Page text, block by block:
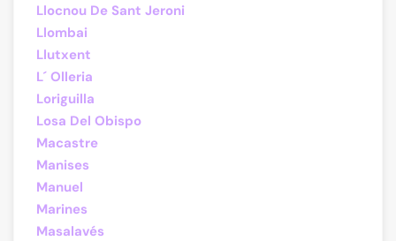
Llocnou De Sant Jeroni
Llombai
Llutxent
L´ Olleria
Loriguilla
Losa Del Obispo
Macastre
Manises
Manuel
Marines
Masalavés